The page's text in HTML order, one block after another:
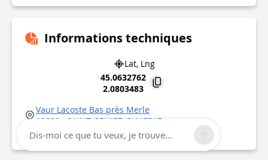
Informations techniques
Lat, Lng
45.0632762
2.0803483
Vaur Lacoste Bas près Merle
19220
SAINT-GENIEZ-O-MERLE
Point d'intérêt mis à jour le04/07/2026
Dis-moi ce que tu veux, je trouve...